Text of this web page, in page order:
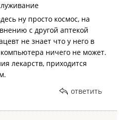
ну просто космос, на
с другой аптекой
не знает что у него в
компьютера ничего не может.
лекарств, приходится
ответить